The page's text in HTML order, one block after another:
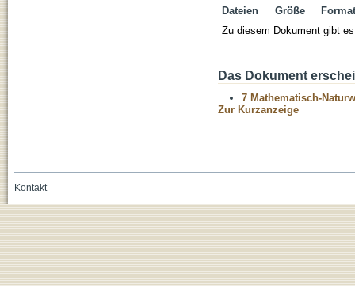
Dateien Größe
Format
Zu diesem Dokument gibt
Das Dokument
7 Mathematisch-
Zur Kurzanzeige
Kontakt